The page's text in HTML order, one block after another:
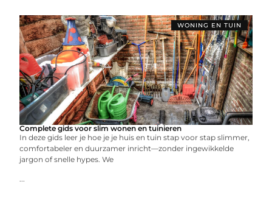
WONING EN TUIN
Complete gids voor slim wonen en tuinieren
In deze gids leer je hoe je je huis en tuin stap voor stap slimmer,
comfortabeler en duurzamer inricht—zonder ingewikkelde
jargon of snelle hypes. We
...